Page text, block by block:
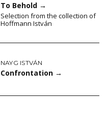
To Behold →
Selection from the collection of
Hoffmann István
NAYG ISTVÁN
Confrontation →